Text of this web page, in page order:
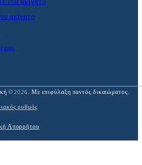
ακίνητο
© 2026. Με επιφύλαξη παντός δικαιώματος.
ρυθμός
Απορρήτου